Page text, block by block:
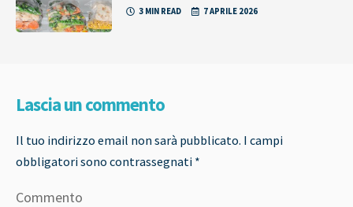
3 MIN READ 7 APRILE 2026
Lascia un commento
Il tuo indirizzo email non sarà pubblicato. I campi
obbligatori sono contrassegnati *
Commento